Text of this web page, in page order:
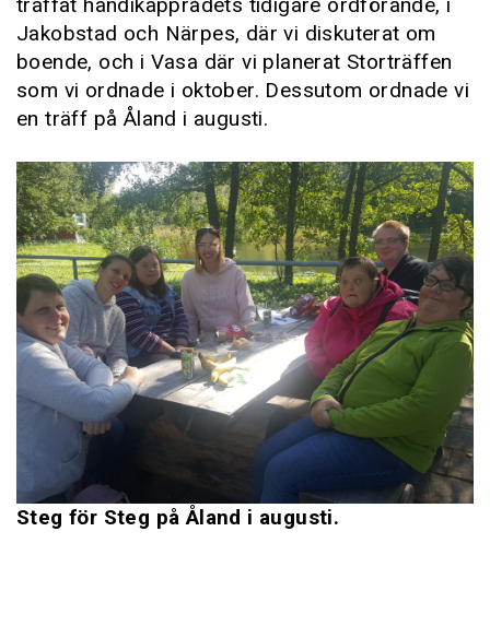
Jakobstad och Närpes, där vi diskuterat om
boende, och i Vasa där vi planerat Storträffen
som vi ordnade i oktober. Dessutom ordnade vi
en träff på Åland i augusti.
Steg för Steg på Åland i augusti.